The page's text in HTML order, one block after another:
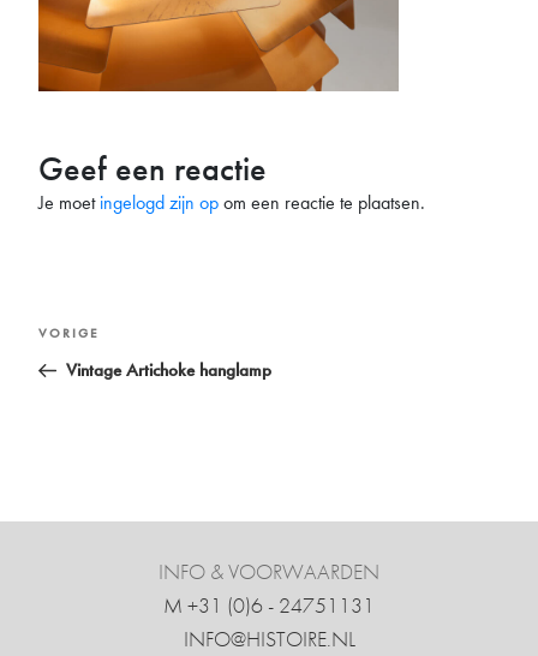
Geef een reactie
Je moetingelogd zijn opom een reactie te plaatsen.
Bericht
navigatie
Vorig
bericht
VORIGE
Vintage Artichoke hanglamp
INFO & VOORWAARDEN
M +31 ‍(0)6 - 24751131
INFO@HISTOIRE.NL